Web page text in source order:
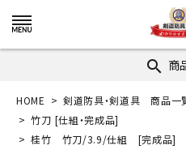
search 商
HOME 剣道防具・剣道具 商品一
竹刀 [仕組・完成品]
桂竹 竹刀/3.9/仕組 [完成品]